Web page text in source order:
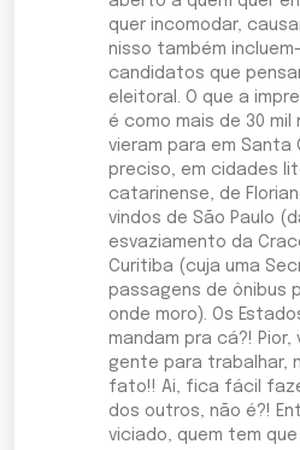
quer incomodar,
nisso também
candidatos que
eleitoral. O que a
é como mais de 30
vieram para em Santa
preciso, em cidades
catarinense, de
vindos de São Paulo
esvaziamento da
Curitiba (cuja uma
passagens de ônibus
onde moro). Os
mandam pra cá?!
gente para trabalhar,
fato!! Ai, fica fácil
dos outros, não é?!
viciado, quem tem